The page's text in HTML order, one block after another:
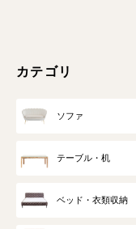
カテゴリ
ソファ
テーブル・机
ベッド・衣類収納